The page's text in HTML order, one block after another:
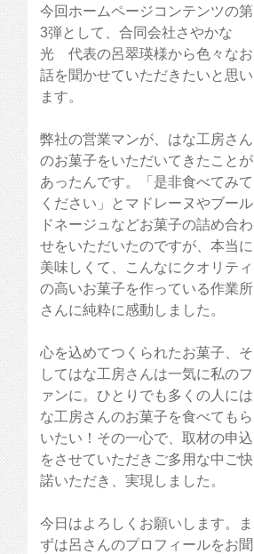
今回ホームページコンテンツの第
3弾として、合同会社さやかな
光 代表の呂翠瑛様から色々なお
話を聞かせていただきたいと思い
ます。
弊社の営業マンが、はな工房さん
のお菓子をいただいてきたことが
あったんです。「是非食べてみて
ください」とマドレーヌやブール
ドネージュなどお菓子の詰め合わ
せをいただいたのですが、本当に
美味しくて、こんなにクオリティ
の高いお菓子を作っている作業所
さんに純粋に感動しました。
心を込めてつくられたお菓子、そ
してはな工房さんは一気に私のフ
ァンに。ひとりでも多くの人には
な工房さんのお菓子を食べてもら
いたい！その一心で、取材の申込
をさせていただきご多用な中ご快
諾いただき、実現しました。
今日はよろしくお願いします。ま
ずは呂さんのプロフィールをお聞